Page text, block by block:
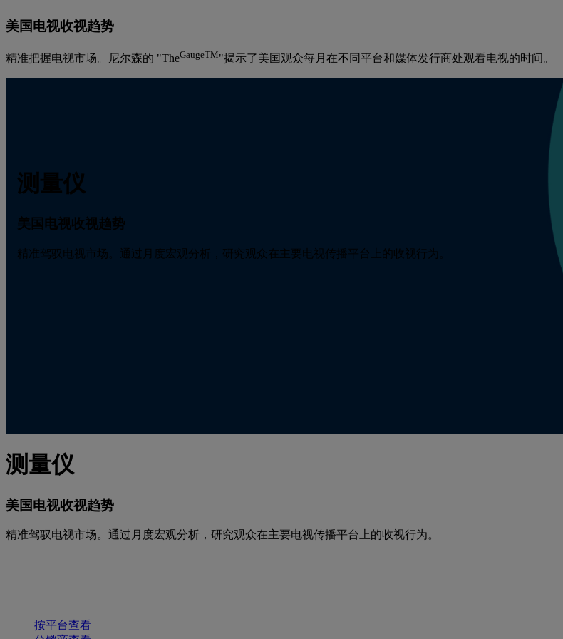
美国电视收视趋势
精准把握电视市场。尼尔森的 "TheGaugeTM"揭示了美国观众每月在不同平台和媒体发行商处观看电视的时间。
测量仪
美国电视收视趋势
精准驾驭电视市场。通过月度宏观分析，研究观众在主要电视传播平台上的收视行为。
测量仪
美国电视收视趋势
精准驾驭电视市场。通过月度宏观分析，研究观众在主要电视传播平台上的收视行为。
按平台查看